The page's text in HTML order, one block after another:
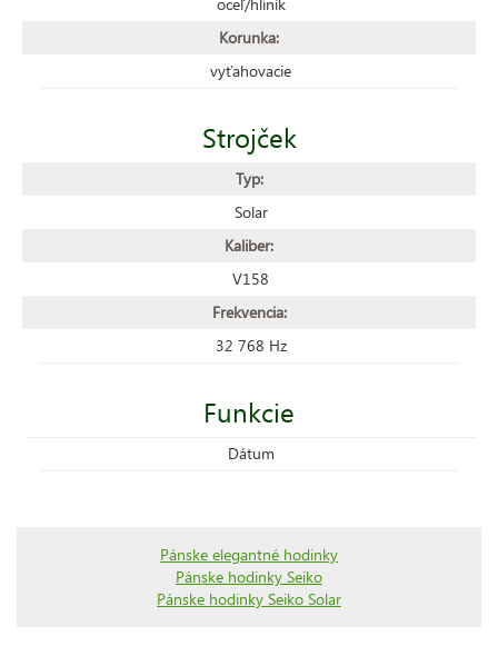
Korunka:
vyťahovacie
Strojček
Typ:
Solar
Kaliber:
V158
Frekvencia:
32 768 Hz
Funkcie
Dátum
Pánske elegantné hodinky
Pánske hodinky Seiko
Pánske hodinky Seiko Solar